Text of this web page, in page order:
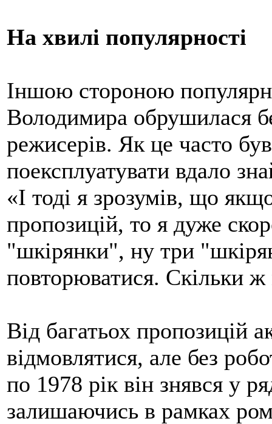
На хвилі популярності
Іншою стороною
Володимира обрушилася
режисерів. Як це часто
поексплуатувати вдало
«І тоді я зрозумів, що
пропозицій, то я дуже
"шкірянки", ну три
повторюватися. Скільки
Від багатьох пропозицій
відмовлятися, але без
по 1978 рік він знявся у
залишаючись в рамках